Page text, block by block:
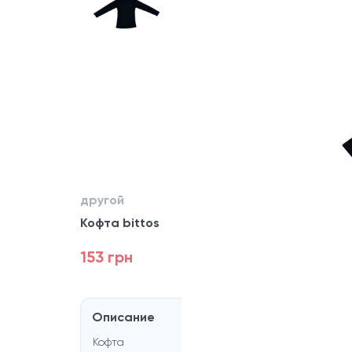
другой
Кофта bittos
153 грн
Описание
Кофта